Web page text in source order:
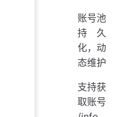
账号池
持久
化，动
态维护
支持获
取账号